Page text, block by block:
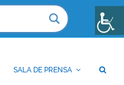
SALA DE PRENSA